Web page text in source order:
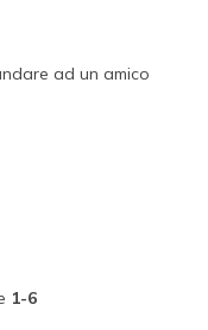
ad un amico
1-6